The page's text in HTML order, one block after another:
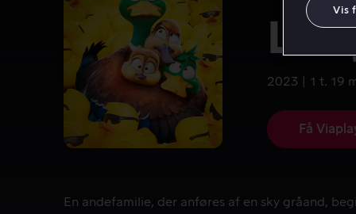
2023 1 t. 19
Få
En andefamilie, der anføres af en sky gråand,
En andefamilie, der anføres af en sky gråand,
Vis